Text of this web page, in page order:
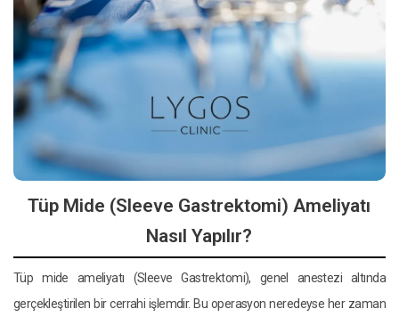
Tüp Mide (Sleeve Gastrektomi) Ameliyatı
Nasıl Yapılır?
Tüp mide ameliyatı (Sleeve Gastrektomi), genel anestezi altında
gerçekleştirilen bir cerrahi işlemdir. Bu operasyon neredeyse her zaman